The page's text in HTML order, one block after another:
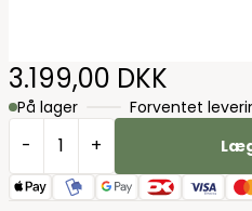
3.199,00 DKK
På lager Forventet
- +